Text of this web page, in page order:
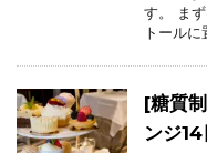
す。 ま
トール
[糖質
ンジ